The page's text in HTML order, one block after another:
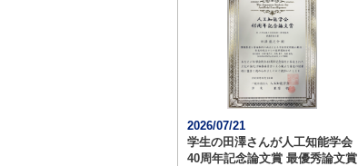
2026/07/21
学生の田澤さんが人工知能学会
40周年記念論文賞 最優秀論文賞